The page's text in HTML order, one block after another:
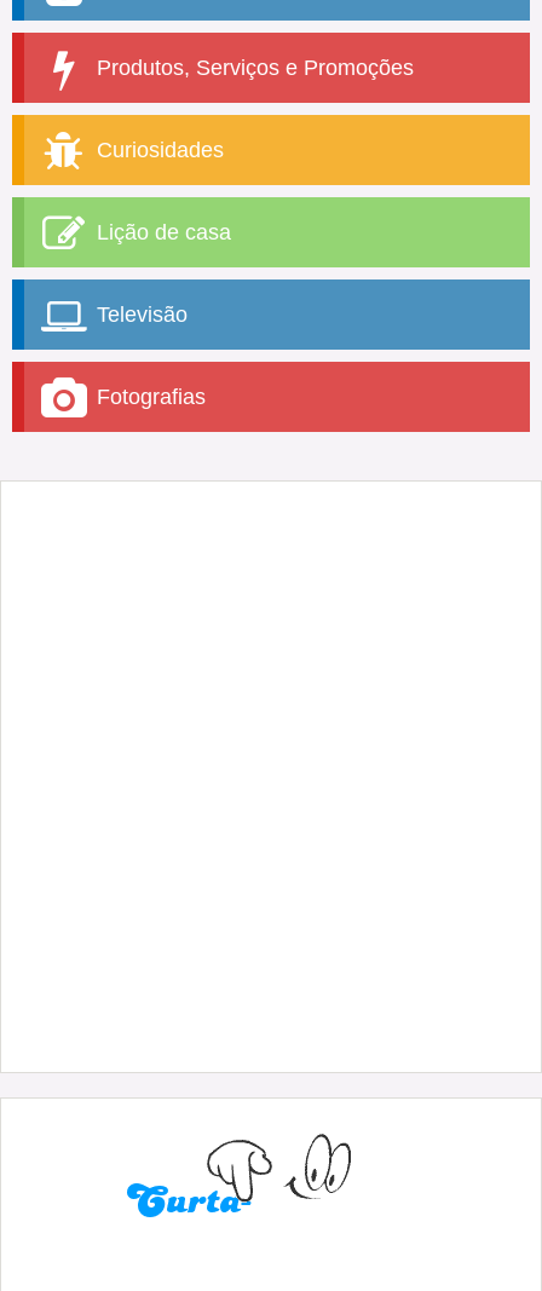
Produtos, Serviços e Promoções
Curiosidades
Lição de casa
Televisão
Fotografias